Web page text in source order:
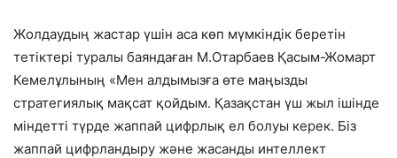
Жолдаудың жастар үшін аса көп мүмкіндік беретін
тетіктері туралы баяндаған М.Отарбаев Қасым-Жомарт
Кемелұлының «Мен алдымызға өте маңызды
стратегиялық мақсат қойдым. Қазақстан үш жыл ішінде
міндетті түрде жаппай цифрлық ел болуы керек. Біз
жаппай цифрландыру және жасанды интеллект